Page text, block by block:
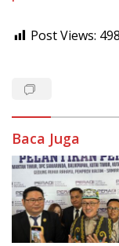
Post Views: 498
Baca Juga